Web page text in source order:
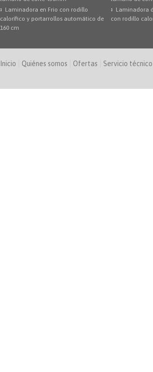
Laminadora en Frio con rodillo
calorífico y portarrollos automático de
160 cm
Laminadora
con rodillo
Inicio Quiénes somos Ofertas Servicio técnico